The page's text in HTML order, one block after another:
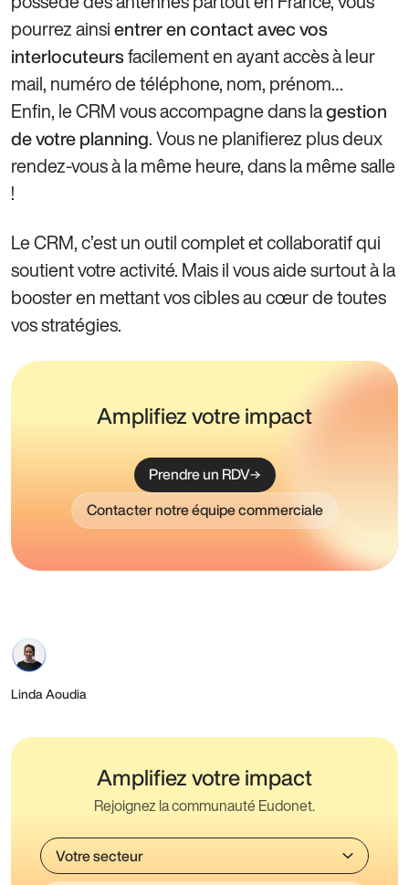
Amplifiez votre impact
Rejoignez la communauté Eudonet.
pourrez ainsi entrer en contact avec vos
interlocuteursfacilement en ayant accès à leur
mail, numéro de téléphone, nom, prénom…
Enfin, le CRM vous accompagne dans lagestion
de votre planning. Vous ne planifierez plus deux
rendez-vous à la même heure, dans la même salle
!
Le CRM, c’est un outil complet et collaboratif qui
soutient votre activité. Mais il vous aide surtout à la
booster en mettant vos cibles au cœur de toutes
vos stratégies.
Amplifiez votre impact
Prendre un RDV
Contacter notre équipe commerciale
Linda Aoudia